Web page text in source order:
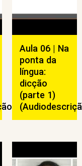
Aula 06 | Na
ponta da
língua:
dicção
(parte 1)